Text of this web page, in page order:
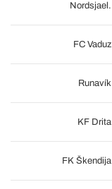
Nordsjael.
FC Vaduz
Runavík
KF Drita
FK Škendija